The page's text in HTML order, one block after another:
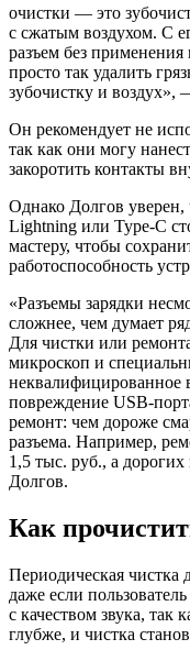
очистки — это
с сжатым воздухом. С
разъем без применения
просто так удалить
зубочистку и воздух»,
Он рекомендует не
так как они могу
закоротить контакты
Однако Долгов уверен,
Lightning или Type-C
мастеру, чтобы
работоспособность
«Разъемы зарядки
сложнее, чем думает
Для чистки или
микроскоп и
неквалифицированное
повреждение USB-
ремонт: чем дороже
разъема. Например,
1,5 тыс. руб., а
Долгов.
Как
Периодическая чистка
даже если
с качеством звука, так
глубже, и чистка